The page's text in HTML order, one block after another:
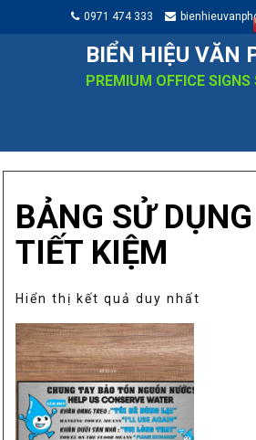
0971 474 333
BIỂN HIỆU VĂN
PREMIUM OFFICE SIGNS
BẢNG SỬ
TIẾT KIỆM
Hiển thị kết quả duy nhất